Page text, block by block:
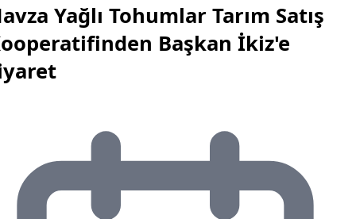
Yağlı Tohumlar Tarım Satış
Başkan İkiz'e